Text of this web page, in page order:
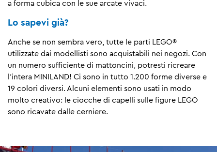
a forma cubica con le sue arcate vivaci.
Lo sapevi già?
Anche se non sembra vero, tutte le parti LEGO®
utilizzate dai modellisti sono acquistabili nei negozi. Con
un numero sufficiente di mattoncini, potresti ricreare
l'intera MINILAND! Ci sono in tutto 1.200 forme diverse e
19 colori diversi. Alcuni elementi sono usati in modo
molto creativo: le ciocche di capelli sulle figure LEGO
sono ricavate dalle cerniere.